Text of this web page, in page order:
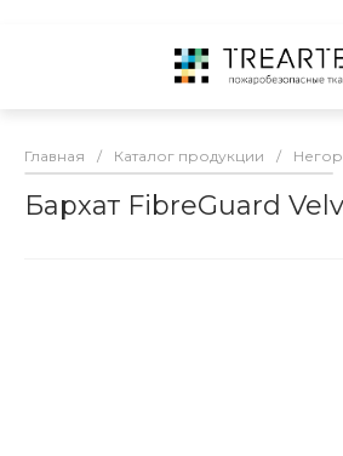
Главная / Каталог продукции /
Бархат FibreGuard